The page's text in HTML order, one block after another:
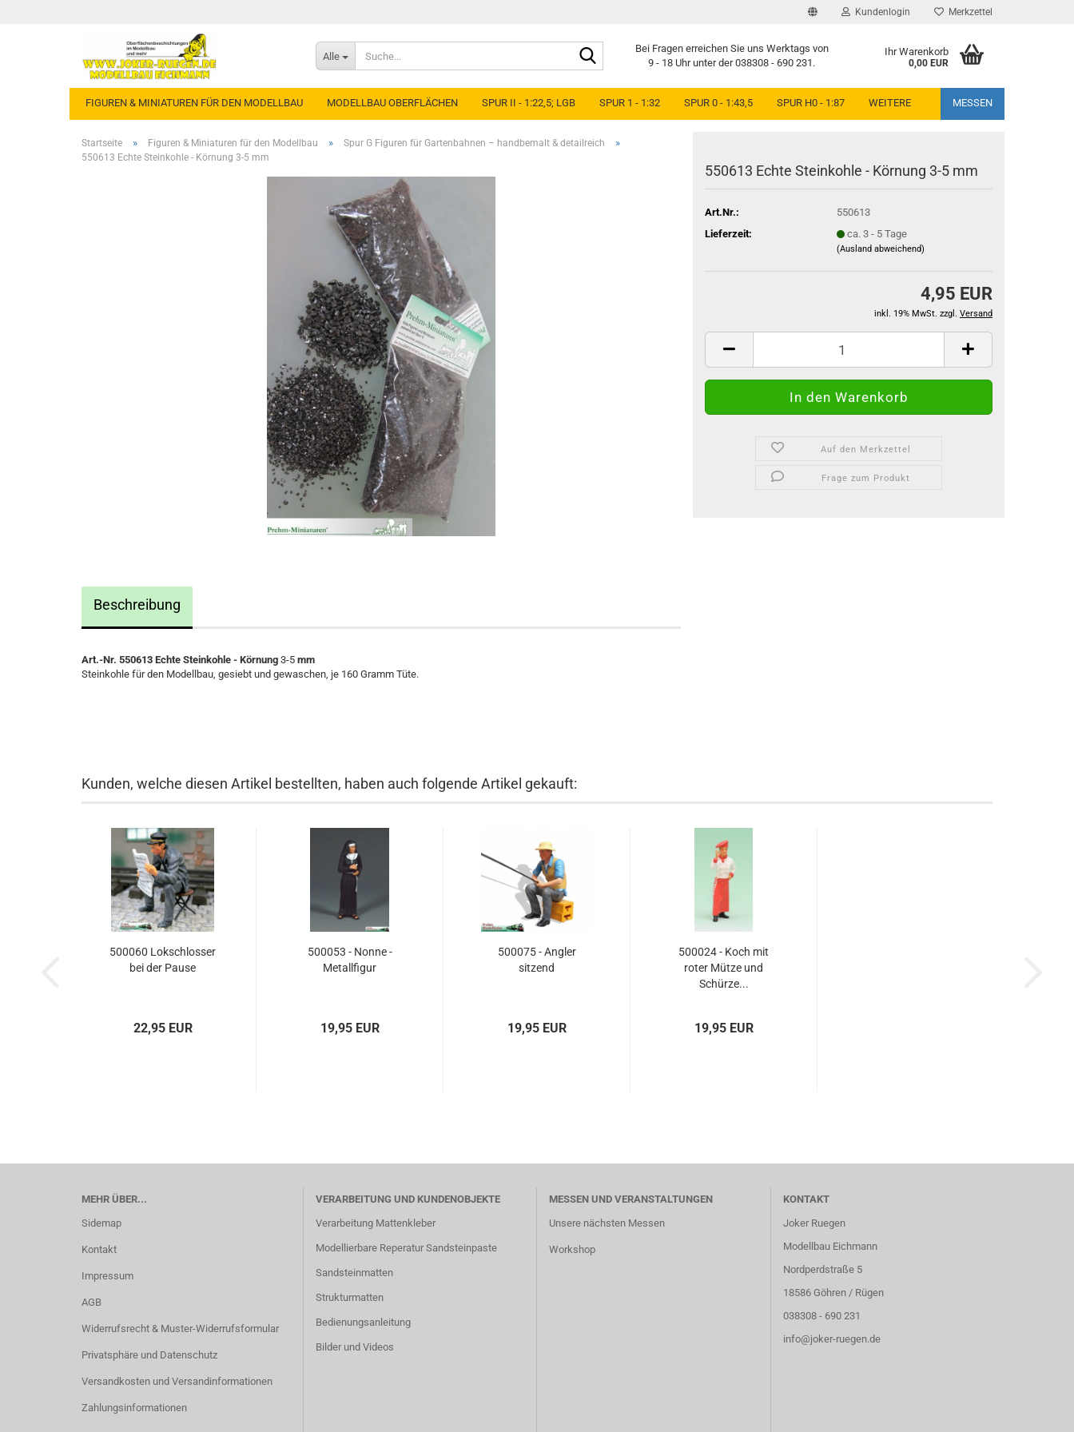
Kundenlogin Merkzettel
Alle
Suche...Bei Fragen erreichen Sie uns Werktags von
9 - 18 Uhr unter der 038308 - 690 231.
Ihr Warenkorb
0,00 EUR
FIGUREN & MINIATUREN FÜR DEN MODELLBAU MODELLBAU OBERFLÄCHEN SPUR II - 1:22,5; LGB SPUR 1 - 1:32 SPUR 0 - 1:43,5 SPUR H0 - 1:87 MESSEN
WEITERE
Startseite » Figuren & Miniaturen für den Modellbau » Spur G Figuren für Gartenbahnen – handbemalt & detailreich »
550613 Echte Steinkohle - Körnung 3-5 mm
550613 Echte Steinkohle - Körnung 3-5 mm
Art.Nr.:
550613
Lieferzeit:
ca. 3 - 5 Tage
(Ausland abweichend)
4,95 EUR
inkl. 19% MwSt. zzgl. Versand
Auf den Merkzettel
Frage zum Produkt
Beschreibung
Art.-Nr. 550613 Echte Steinkohle - Körnung 3-5 mm
Steinkohle für den Modellbau, gesiebt und gewaschen, je 160 Gramm Tüte.
Kunden, welche diesen Artikel bestellten, haben auch folgende Artikel gekauft:
500060 Lokschlosser
bei der Pause
22,95 EUR
500053 - Nonne -
Metallfigur
19,95 EUR
500075 - Angler
sitzend
19,95 EUR
500024 - Koch mit
roter Mütze und
Schürze...
19,95 EUR
MEHR ÜBER...
Sidemap
Kontakt
Impressum
AGB
Widerrufsrecht & Muster-Widerrufsformular
Privatsphäre und Datenschutz
Versandkosten und Versandinformationen
Zahlungsinformationen
VERARBEITUNG UND KUNDENOBJEKTE
Verarbeitung Mattenkleber
Modellierbare Reperatur Sandsteinpaste
Sandsteinmatten
Strukturmatten
Bedienungsanleitung
Bilder und Videos
MESSEN UND VERANSTALTUNGEN
Unsere nächsten Messen
Workshop
KONTAKT
Joker Ruegen
Modellbau Eichmann
Nordperdstraße 5
18586 Göhren / Rügen
038308 - 690 231
info@joker-ruegen.de